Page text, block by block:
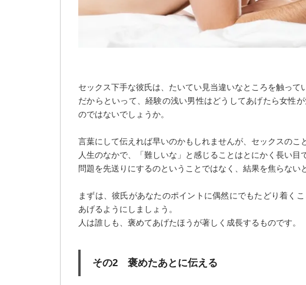
セックス下手な彼氏は、たいてい見当違いなところを触って
だからといって、経験の浅い男性はどうしてあげたら女性
のではないでしょうか。
言葉にして伝えれば早いのかもしれませんが、セックスのこ
人生のなかで、「難しいな」と感じることはとにかく長い目
問題を先送りにするのということではなく、結果を焦らない
まずは、彼氏があなたのポイントに偶然にでもたどり着く
あげるようにしましょう。
人は誰しも、褒めてあげたほうが著しく成長するものです。
その2 褒めたあとに伝える